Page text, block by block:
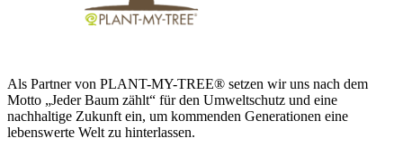
Als Partner von PLANT-MY-TREE® setzen wir uns nach dem
Motto „Jeder Baum zählt“ für den Umweltschutz und eine
nachhaltige Zukunft ein, um kommenden Generationen eine
lebenswerte Welt zu hinterlassen.